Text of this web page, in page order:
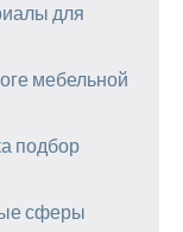
для
мебельной
подбор
сферы